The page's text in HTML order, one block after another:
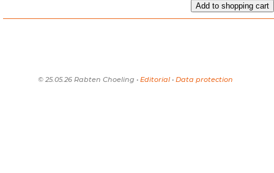
Add to shopping cart
© 25.05.26 Rabten Choeling • Editorial • Data protection